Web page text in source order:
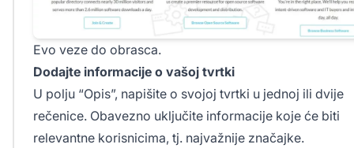
Evo veze do obrasca.
Dodajte informacije o vašoj tvrtki
U polju “Opis”, napišite o svojoj tvrtki u jednoj ili dvije
rečenice. Obavezno uključite informacije koje će biti
relevantne korisnicima, tj. najvažnije značajke.